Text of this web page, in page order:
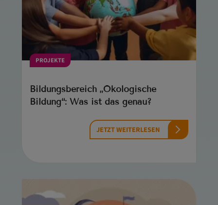
PROJEKTE
Bildungsbereich „Ökologische
Bildung“: Was ist das genau?
JETZT WEITERLESEN